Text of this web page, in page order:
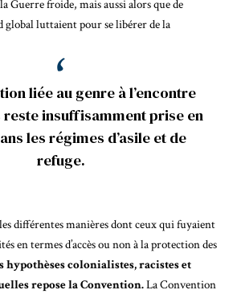
Guerre froide, mais aussi alors quede
global luttaient pour se libérer de la
liée au genre à l’encontre
reste insuffisamment prise en
les régimes d’asile et de
refuge.
différentes manières dont ceux qui fuyaient
en termes d’accès ou non à la protection des
colonialistes, racistes et
repose la Convention.LaConvention